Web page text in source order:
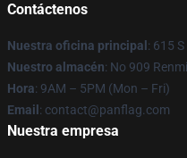
Contáctenos
Nuestra oficina principal : 615
Nuestro almacén: No 909
Hora: 9AM – 5PM (Mon – Fri)
Email : contact@panflag.com
Nuestra empresa